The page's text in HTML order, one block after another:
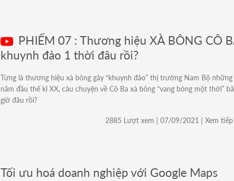
PHIẾM 07 : Thương hiệu XÀ BÔNG CÔ
khuynh đảo 1 thời đâu rồi?
Từng là thương hiệu xà bông gây “khuynh đảo” thị trường Nam Bộ những
năm đầu thế kỉ XX, câu chuyện về Cô Ba xà bông “vang bóng một thời”
giờ đâu rồi?
2885 Lượt xem | 07/09/2021 | Xem tiếp
Tối ưu hoá doanh nghiệp với Google Maps